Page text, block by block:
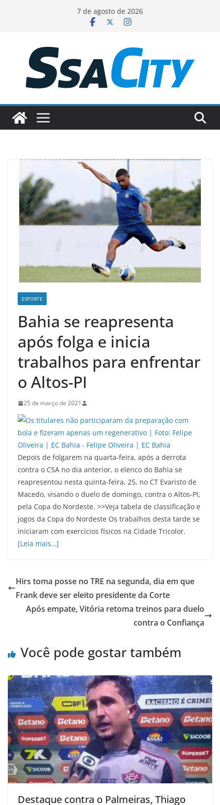
conteúdo
7 de agosto de 2026
ESPORTE
Bahia se reapresenta
após folga e inicia
trabalhos para enfrentar
o Altos-PI
25 de março de 2021
Depois de folgarem na quarta-feira, após a derrota
contra o CSA no dia anterior, o elenco do Bahia se
reapresentou nesta quinta-feira, 25, no CT Evaristo de
Macedo, visando o duelo de domingo, contra o Altos-PI,
pela Copa do Nordeste. >>Veja tabela de classificação e
jogos da Copa do Nordeste Os trabalhos desta tarde se
iniciaram com exercícios físicos na Cidade Tricolor.
[Leia mais…]
Hirs toma posse no TRE na segunda, dia em que
Frank deve ser eleito presidente da Corte
Após empate, Vitória retoma treinos para duelo
contra o Confiança
Você pode gostar também
Destaque contra o Palmeiras, Thiago